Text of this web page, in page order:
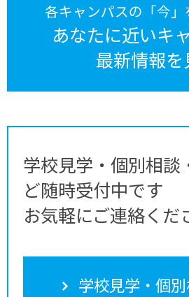
各キャンパスの「今」
あなたに近いキ
最新情報を
学校見学・個別相談
ど随時受付中です
お気軽にご連絡くだ
学校見学・個